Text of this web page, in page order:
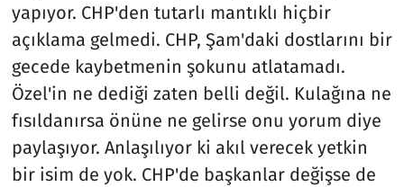
yapıyor. CHP'den tutarlı mantıklı hiçbir
açıklama gelmedi. CHP, Şam'daki dostlarını bir
gecede kaybetmenin şokunu atlatamadı.
Özel'in ne dediği zaten belli değil. Kulağına ne
fısıldanırsa önüne ne gelirse onu yorum diye
paylaşıyor. Anlaşılıyor ki akıl verecek yetkin
bir isim de yok. CHP'de başkanlar değişse de